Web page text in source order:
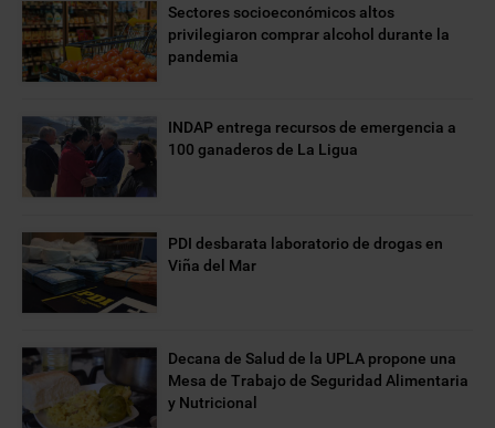
Sectores socioeconómicos altos
privilegiaron comprar alcohol durante la
pandemia
INDAP entrega recursos de emergencia a
100 ganaderos de La Ligua
PDI desbarata laboratorio de drogas en
Viña del Mar
Decana de Salud de la UPLA propone una
Mesa de Trabajo de Seguridad Alimentaria
y Nutricional